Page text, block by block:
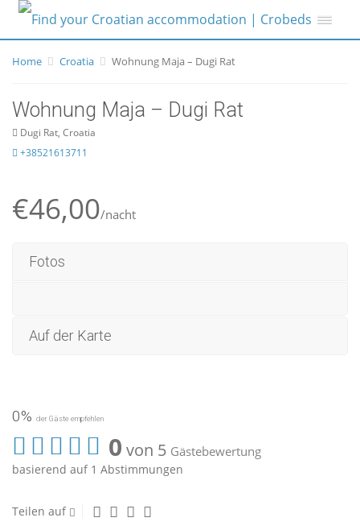
Home Croatia Wohnung Maja – Dugi Rat
Wohnung Maja – Dugi Rat
Dugi Rat, Croatia
+38521613711
€46,00/nacht
Fotos
Auf der Karte
0% der Gäste empfehlen
0 von 5 Gästebewertung
basierend auf 1 Abstimmungen
Teilen auf